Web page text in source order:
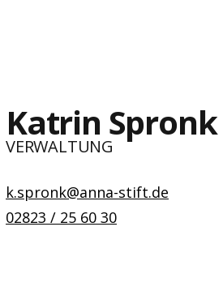
Katrin Spronk
VERWALTUNG
k.spronk@anna-stift.de
02823 / 25 60 30